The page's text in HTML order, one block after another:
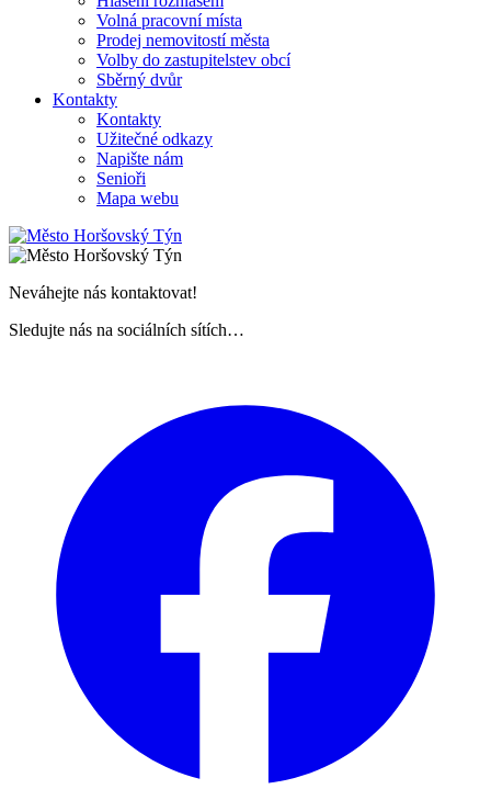
Volná pracovní místa
Prodej nemovitostí města
Volby do zastupitelstev obcí
Sběrný dvůr
Kontakty
Kontakty
Užitečné odkazy
Napište nám
Senioři
Mapa webu
Neváhejte nás kontaktovat!
Sledujte nás na sociálních sítích…